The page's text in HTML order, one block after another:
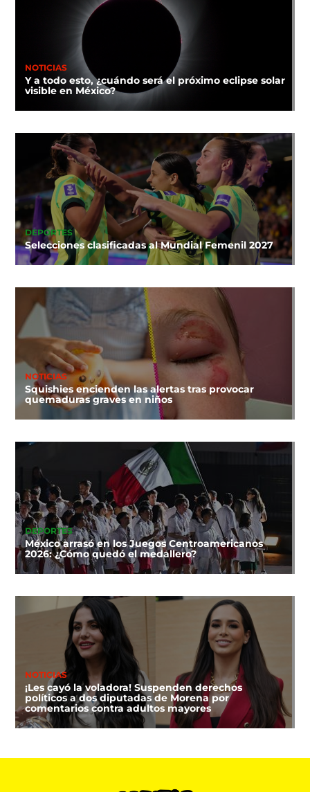
NOTICIAS
Y a todo esto, ¿cuándo será el próximo eclipse solar
visible en México?
DEPORTES
Selecciones clasificadas al Mundial Femenil 2027
NOTICIAS
Squishies encienden las alertas tras provocar
quemaduras graves en niños
DEPORTES
México arrasó en los Juegos Centroamericanos
2026: ¿Cómo quedó el medallero?
NOTICIAS
¡Les cayó la voladora! Suspenden derechos
políticos a dos diputadas de Morena por
comentarios contra adultos mayores